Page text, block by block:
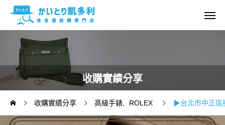
收購實績分享
收購實績分享 高級手錶 ROLEX ▶台北市中正區